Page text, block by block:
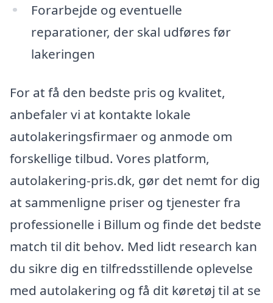
Forarbejde og eventuelle
reparationer, der skal udføres før
lakeringen
For at få den bedste pris og kvalitet,
anbefaler vi at kontakte lokale
autolakeringsfirmaer og anmode om
forskellige tilbud. Vores platform,
autolakering-pris.dk, gør det nemt for dig
at sammenligne priser og tjenester fra
professionelle i Billum og finde det bedste
match til dit behov. Med lidt research kan
du sikre dig en tilfredsstillende oplevelse
med autolakering og få dit køretøj til at se